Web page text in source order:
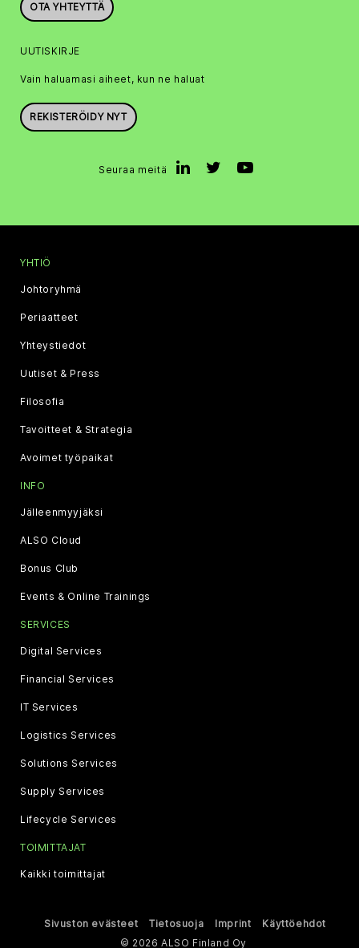
OTA YHTEYTTÄ
UUTISKIRJE
Vain haluamasi aiheet, kun ne haluat
REKISTERÖIDY NYT
Seuraa meitä
YHTIÖ
Johtoryhmä
Periaatteet
Yhteystiedot
Uutiset & Press
Filosofia
Tavoitteet & Strategia
Avoimet työpaikat
INFO
Jälleenmyyjäksi
ALSO Cloud
Bonus Club
Events & Online Trainings
SERVICES
Digital Services
Financial Services
IT Services
Logistics Services
Solutions Services
Supply Services
Lifecycle Services
TOIMITTAJAT
Kaikki toimittajat
Sivuston evästeet Tietosuoja Imprint
Käyttöehdot
© 2026 ALSO Finland Oy